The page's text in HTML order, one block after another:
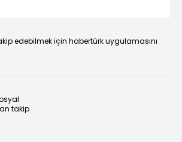
edebilmek için habertürk uygulamasını
takip